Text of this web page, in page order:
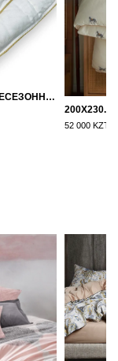
155Х215 TAC ВСЕСЕЗОННОЕ ХЛОПКОВОЕ ОДЕЯЛО ИЗ БАМБУКОВОГО ВОЛОКНА
52 000 KZT